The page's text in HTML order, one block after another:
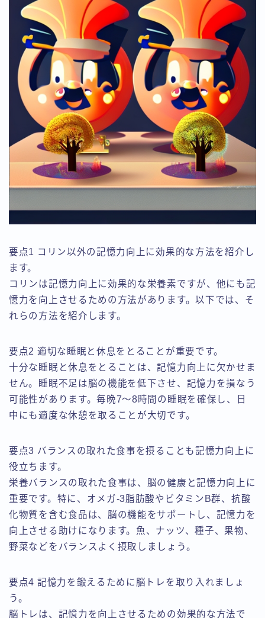
要点1 コリン以外の記憶力向上に効果的な方法を紹介し
ます。
コリンは記憶力向上に効果的な栄養素ですが、他にも記
憶力を向上させるための方法があります。以下では、そ
れらの方法を紹介します。
要点2 適切な睡眠と休息をとることが重要です。
十分な睡眠と休息をとることは、記憶力向上に欠かせま
せん。睡眠不足は脳の機能を低下させ、記憶力を損なう
可能性があります。毎晩7〜8時間の睡眠を確保し、日
中にも適度な休憩を取ることが大切です。
要点3 バランスの取れた食事を摂ることも記憶力向上に
役立ちます。
栄養バランスの取れた食事は、脳の健康と記憶力向上に
重要です。特に、オメガ-3脂肪酸やビタミンB群、抗酸
化物質を含む食品は、脳の機能をサポートし、記憶力を
向上させる助けになります。魚、ナッツ、種子、果物、
野菜などをバランスよく摂取しましょう。
要点4 記憶力を鍛えるために脳トレを取り入れましょ
う。
脳トレは、記憶力を向上させるための効果的な方法で